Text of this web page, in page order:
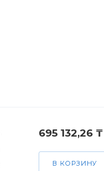
695 132,26 ₸
В КОРЗИНУ